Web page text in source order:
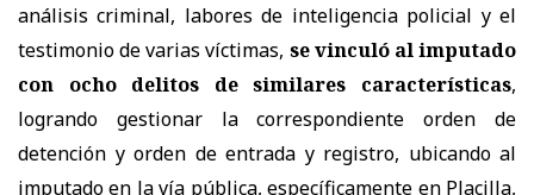
análisis criminal, labores de inteligencia policial y el
testimonio de varias víctimas, se vinculó al imputado
con ocho delitos de similares características,
logrando gestionar la correspondiente orden de
detención y orden de entrada y registro, ubicando al
imputado en la vía pública, específicamente en Placilla,